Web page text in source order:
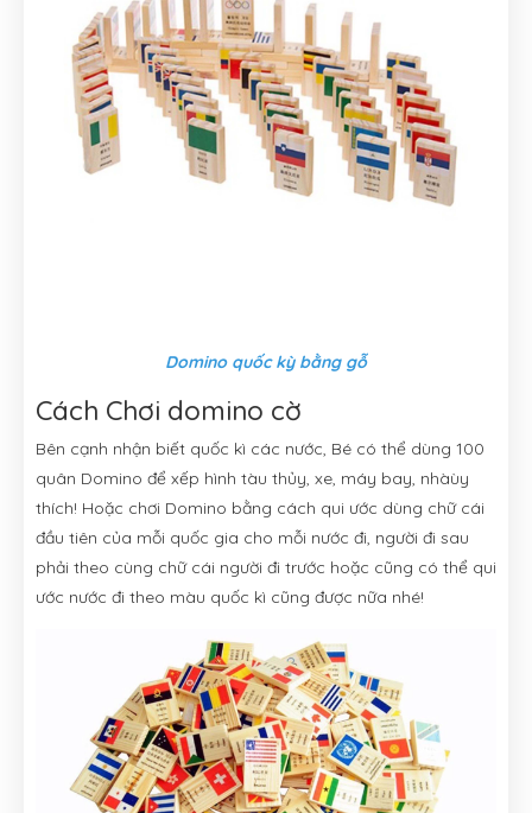
Domino quốc kỳ bằng gỗ
Cách Chơi domino cờ
Bên cạnh nhận biết quốc kì các nước, Bé có thể dùng 100
quân Domino để xếp hình tàu thủy, xe, máy bay, nhàùy
thích! Hoặc chơi Domino bằng cách qui ước dùng chữ cái
đầu tiên của mỗi quốc gia cho mỗi nước đi, người đi sau
phải theo cùng chữ cái người đi trước hoặc cũng có thể qui
ước nước đi theo màu quốc kì cũng được nữa nhé!